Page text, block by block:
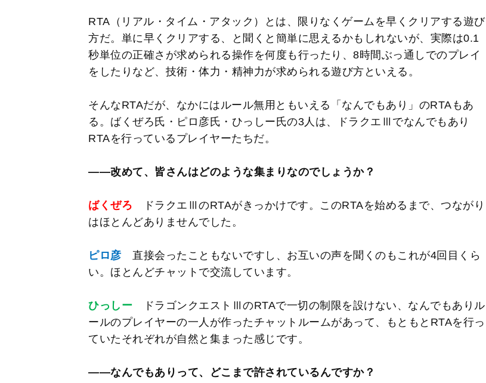
e
RTA（リアル・タイム・アタック）とは、限りなくゲームを早くクリアする遊び
方だ。単に早くクリアする、と聞くと簡単に思えるかもしれないが、実際は0.1
秒単位の正確さが求められる操作を何度も行ったり、8時間ぶっ通しでのプレイ
をしたりなど、技術・体力・精神力が求められる遊び方といえる。
そんなRTAだが、なかにはルール無用ともいえる「なんでもあり」のRTAもあ
る。ばくぜろ氏・ピロ彦氏・ひっしー氏の3人は、ドラクエⅢでなんでもあり
RTAを行っているプレイヤーたちだ。
――改めて、皆さんはどのような集まりなのでしょうか？
ばくぜろ ドラクエⅢのRTAがきっかけです。このRTAを始めるまで、つながり
はほとんどありませんでした。
ピロ彦 直接会ったこともないですし、お互いの声を聞くのもこれが4回目くら
い。ほとんどチャットで交流しています。
ひっしー ドラゴンクエストⅢのRTAで一切の制限を設けない、なんでもありル
ールのプレイヤーの一人が作ったチャットルームがあって、もともとRTAを行っ
ていたそれぞれが自然と集まった感じです。
――なんでもありって、どこまで許されているんですか？